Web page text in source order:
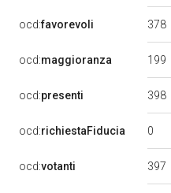
ocd:favorevoli 378
ocd:maggioranza 199
ocd:presenti 398
ocd:richiestaFiducia 0
ocd:votanti 397